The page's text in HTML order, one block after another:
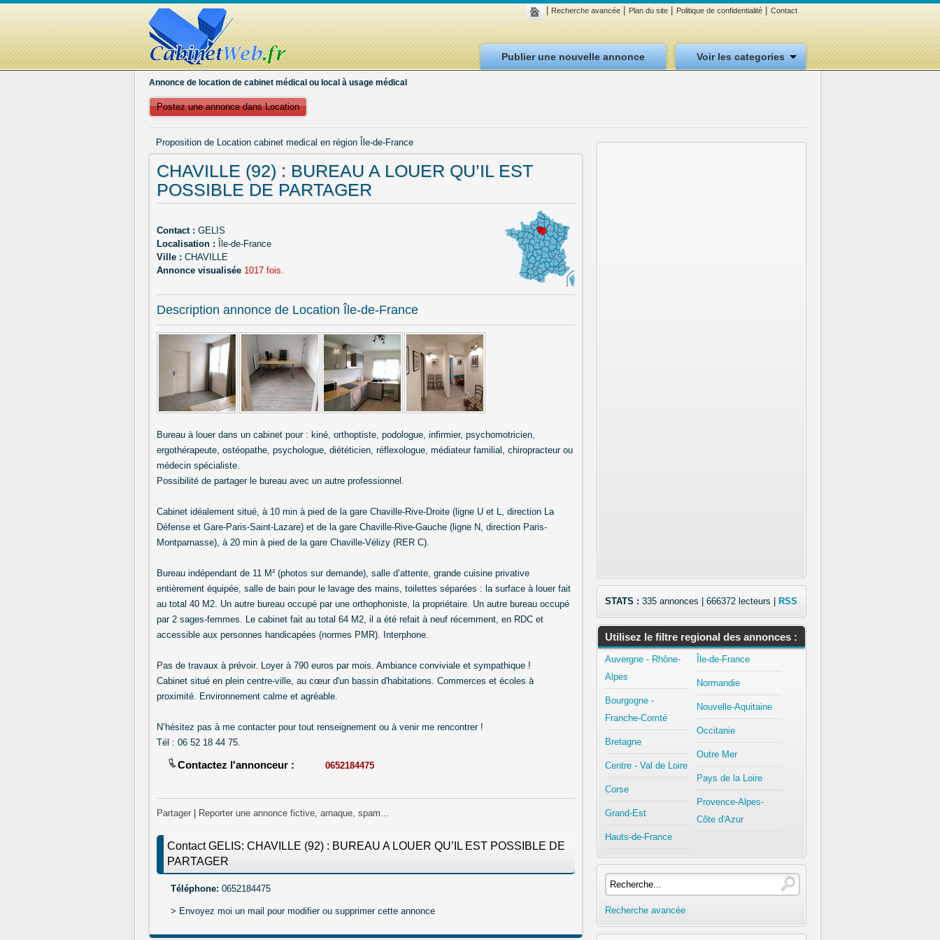
Publier une nouvelle annonce
Recherche avancée Plan du site Politique de confidentialité Contact
Voir les categories
Annonce de location de cabinet médical ou local à usage médical
Postez une annonce dans Location
Proposition de Location cabinet medical en région Île-de-France
CHAVILLE (92) : BUREAU A LOUER QU’IL EST
POSSIBLE DE PARTAGER
Contact : GELIS
Localisation : Île-de-France
Ville : CHAVILLE
Annonce visualisée 1017 fois.
Description annonce de Location Île-de-France
Bureau à louer dans un cabinet pour : kiné, orthoptiste, podologue, infirmier, psychomotricien,
ergothérapeute, ostéopathe, psychologue, diététicien, réflexologue, médiateur familial, chiropracteur ou
médecin spécialiste.
Possibilité de partager le bureau avec un autre professionnel.
Cabinet idéalement situé, à 10 min à pied de la gare Chaville-Rive-Droite (ligne U et L, direction La
Défense et Gare-Paris-Saint-Lazare) et de la gare Chaville-Rive-Gauche (ligne N, direction Paris-
Montparnasse), à 20 min à pied de la gare Chaville-Vélizy (RER C).
Bureau indépendant de 11 M² (photos sur demande), salle d’attente, grande cuisine privative
entièrement équipée, salle de bain pour le lavage des mains, toilettes séparées : la surface à louer fait
au total 40 M2. Un autre bureau occupé par une orthophoniste, la propriétaire. Un autre bureau occupé
par 2 sages-femmes. Le cabinet fait au total 64 M2, il a été refait à neuf récemment, en RDC et
accessible aux personnes handicapées (normes PMR). Interphone.
Pas de travaux à prévoir. Loyer à 790 euros par mois. Ambiance conviviale et sympathique !
Cabinet situé en plein centre-ville, au cœur d'un bassin d'habitations. Commerces et écoles à
proximité. Environnement calme et agréable.
N’hésitez pas à me contacter pour tout renseignement ou à venir me rencontrer !
Tél : 06 52 18 44 75.
Contactez l'annonceur : 0652184475
Partager Reporter une annonce fictive, arnaque, spam...
Contact GELIS: CHAVILLE (92) : BUREAU A LOUER QU’IL EST POSSIBLE DE
PARTAGER
Téléphone: 0652184475
> Envoyez moi un mail pour modifier ou supprimer cette annonce
STATS : 335 annonces | 666372 lecteurs | RSS
Utilisez le filtre regional des annonces :
Auvergne - Rhône-
Alpes
Bourgogne -
Franche-Comté
Bretagne
Centre - Val de Loire
Corse
Grand-Est
Hauts-de-France
Île-de-France
Normandie
Nouvelle-Aquitaine
Occitanie
Outre Mer
Pays de la Loire
Provence-Alpes-
Côte d'Azur
Recherche avancée